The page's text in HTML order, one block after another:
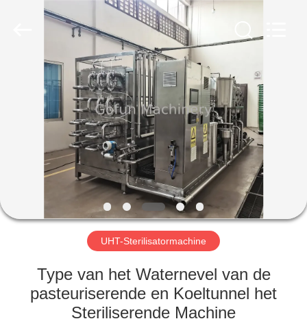
HUIS
PRODUCTEN
VIDEOS
VR-
SHOW
ONGEVEER
ONS
UHT-Sterilisatormachine
Type van het Waternevel van de
pasteuriserende en Koeltunnel het
Steriliserende Machine